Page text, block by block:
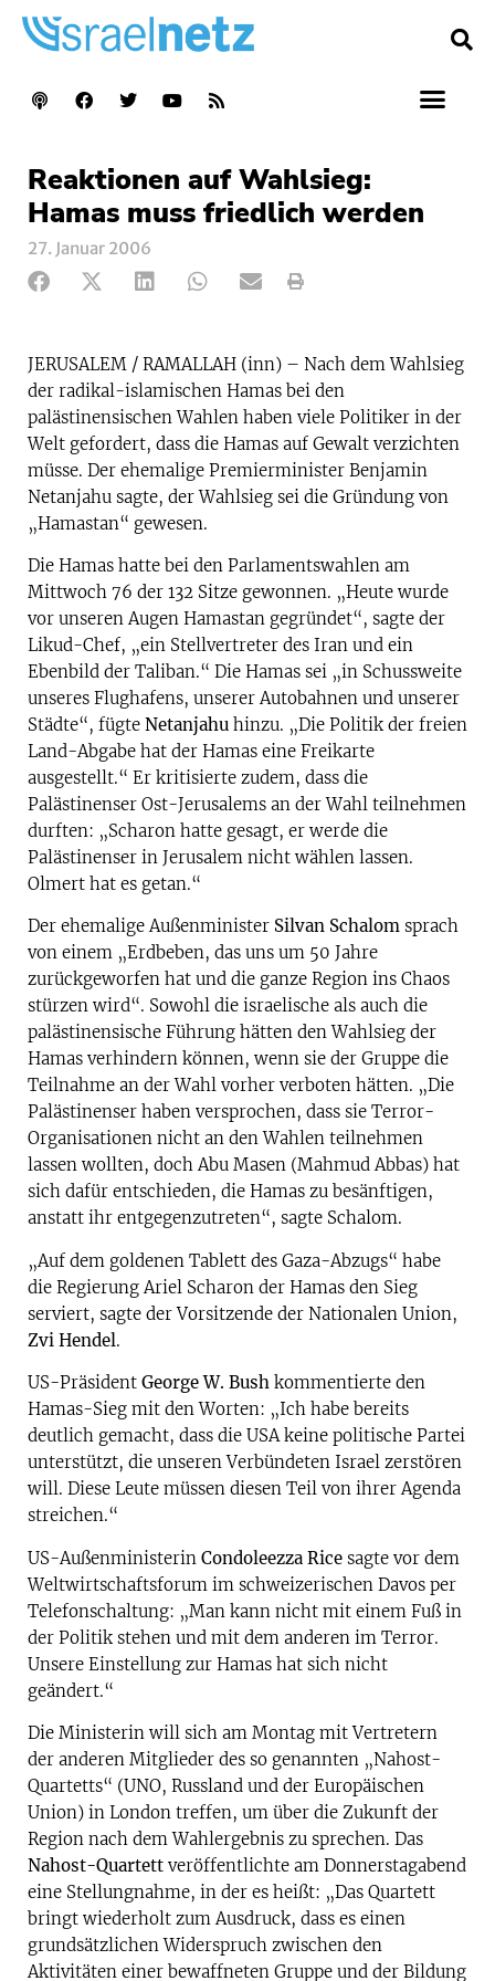
Reaktionen auf Wahlsieg:
Hamas muss friedlich werden
27. Januar 2006
JERUSALEM / RAMALLAH (inn) – Nach dem Wahlsieg
der radikal-islamischen Hamas bei den
palästinensischen Wahlen haben viele Politiker in der
Welt gefordert, dass die Hamas auf Gewalt verzichten
müsse. Der ehemalige Premierminister Benjamin
Netanjahu sagte, der Wahlsieg sei die Gründung von
„Hamastan“ gewesen.
Die Hamas hatte bei den Parlamentswahlen am
Mittwoch 76 der 132 Sitze gewonnen. „Heute wurde
vor unseren Augen Hamastan gegründet“, sagte der
Likud-Chef, „ein Stellvertreter des Iran und ein
Ebenbild der Taliban.“ Die Hamas sei „in Schussweite
unseres Flughafens, unserer Autobahnen und unserer
Städte“, fügte Netanjahu hinzu. „Die Politik der freien
Land-Abgabe hat der Hamas eine Freikarte
ausgestellt.“ Er kritisierte zudem, dass die
Palästinenser Ost-Jerusalems an der Wahl teilnehmen
durften: „Scharon hatte gesagt, er werde die
Palästinenser in Jerusalem nicht wählen lassen.
Olmert hat es getan.“
Der ehemalige Außenminister Silvan Schalom sprach
von einem „Erdbeben, das uns um 50 Jahre
zurückgeworfen hat und die ganze Region ins Chaos
stürzen wird“. Sowohl die israelische als auch die
palästinensische Führung hätten den Wahlsieg der
Hamas verhindern können, wenn sie der Gruppe die
Teilnahme an der Wahl vorher verboten hätten. „Die
Palästinenser haben versprochen, dass sie Terror-
Organisationen nicht an den Wahlen teilnehmen
lassen wollten, doch Abu Masen (Mahmud Abbas) hat
sich dafür entschieden, die Hamas zu besänftigen,
anstatt ihr entgegenzutreten“, sagte Schalom.
„Auf dem goldenen Tablett des Gaza-Abzugs“ habe
die Regierung Ariel Scharon der Hamas den Sieg
serviert, sagte der Vorsitzende der Nationalen Union,
Zvi Hendel.
US-Präsident George W. Bush kommentierte den
Hamas-Sieg mit den Worten: „Ich habe bereits
deutlich gemacht, dass die USA keine politische Partei
unterstützt, die unseren Verbündeten Israel zerstören
will. Diese Leute müssen diesen Teil von ihrer Agenda
streichen.“
US-Außenministerin Condoleezza Rice sagte vor dem
Weltwirtschaftsforum im schweizerischen Davos per
Telefonschaltung: „Man kann nicht mit einem Fuß in
der Politik stehen und mit dem anderen im Terror.
Unsere Einstellung zur Hamas hat sich nicht
geändert.“
Die Ministerin will sich am Montag mit Vertretern
der anderen Mitglieder des so genannten „Nahost-
Quartetts“ (UNO, Russland und der Europäischen
Union) in London treffen, um über die Zukunft der
Region nach dem Wahlergebnis zu sprechen. Das
Nahost-Quartett veröffentlichte am Donnerstagabend
eine Stellungnahme, in der es heißt: „Das Quartett
bringt wiederholt zum Ausdruck, dass es einen
grundsätzlichen Widerspruch zwischen den
Aktivitäten einer bewaffneten Gruppe und der Bildung